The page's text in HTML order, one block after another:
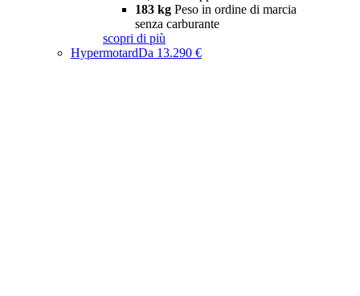
183 kg Peso in ordine di marcia
senza carburante
scopri di più
HypermotardDa 13.290 €